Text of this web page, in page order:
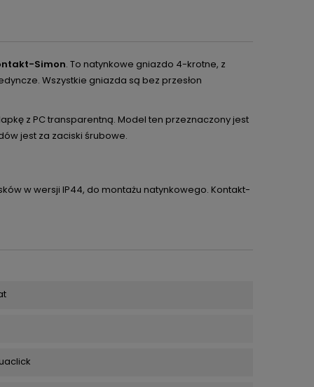
Simon. To natynkowe gniazdo 4-krotne, z
Wszystkie gniazda są bez przesłon
z PC transparentną. Model ten przeznaczony jest
jest za zaciski śrubowe.
w wersji IP44, do montażu natynkowego. Kontakt-